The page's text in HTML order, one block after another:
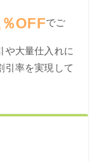
％OFFでご
や大量仕入れに
引率を実現して